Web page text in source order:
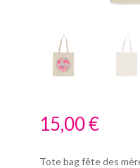
15,00€
Tote bag fête des